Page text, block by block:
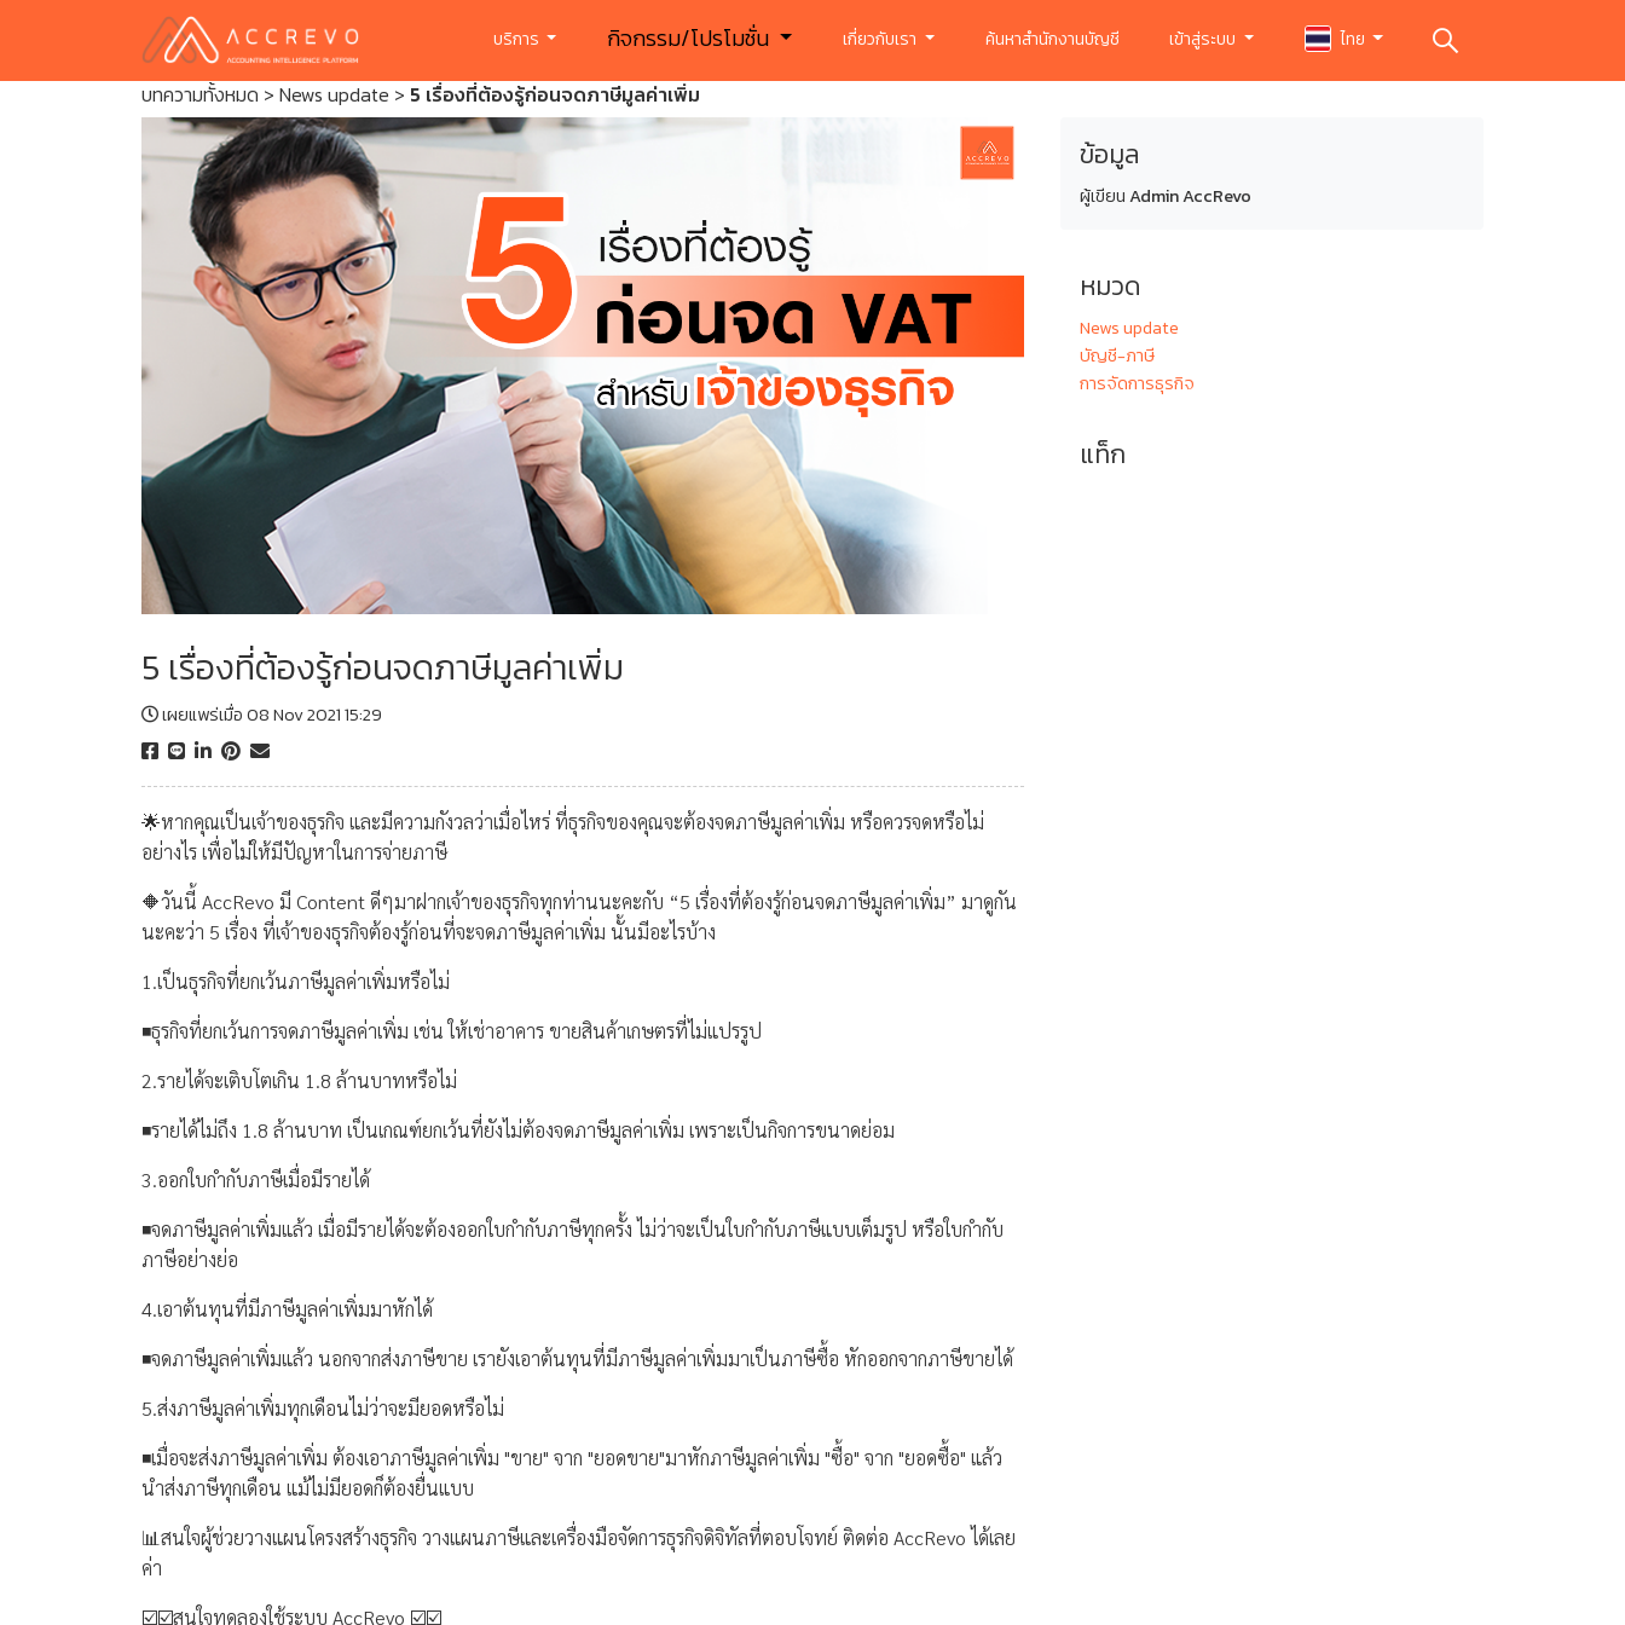
บริการ กิจกรรม/โปรโมชั่น เกี่ยวกับเรา ค้นหาสำนักงานบัญชี เข้าสู่ระบบ ไทย
บทความทั้งหมด > News update > 5 เรื่องที่ต้องรู้ก่อนจดภาษีมูลค่าเพิ่ม
5 เรื่องที่ต้องรู้ก่อนจดภาษีมูลค่าเพิ่ม
เผยแพร่เมื่อ 08 Nov 2021 15:29
🌟หากคุณเป็นเจ้าของธุรกิจ และมีความกังวลว่าเมื่อไหร่ ที่ธุรกิจของคุณจะต้องจดภาษีมูลค่าเพิ่ม หรือควรจดหรือไม่
อย่างไร เพื่อไม่ให้มีปัญหาในการจ่ายภาษี
🔶วันนี้ AccRevo มี Content ดีๆมาฝากเจ้าของธุรกิจทุกท่านนะคะกับ “5 เรื่องที่ต้องรู้ก่อนจดภาษีมูลค่าเพิ่ม” มาดูกัน
นะคะว่า 5 เรื่อง ที่เจ้าของธุรกิจต้องรู้ก่อนที่จะจดภาษีมูลค่าเพิ่ม นั้นมีอะไรบ้าง
1.เป็นธุรกิจที่ยกเว้นภาษีมูลค่าเพิ่มหรือไม่
◾️ธุรกิจที่ยกเว้นการจดภาษีมูลค่าเพิ่ม เช่น ให้เช่าอาคาร ขายสินค้าเกษตรที่ไม่แปรรูป
2.รายได้จะเติบโตเกิน 1.8 ล้านบาทหรือไม่
◾️รายได้ไม่ถึง 1.8 ล้านบาท เป็นเกณฑ์ยกเว้นที่ยังไม่ต้องจดภาษีมูลค่าเพิ่ม เพราะเป็นกิจการขนาดย่อม
3.ออกใบกำกับภาษีเมื่อมีรายได้
◾️จดภาษีมูลค่าเพิ่มแล้ว เมื่อมีรายได้จะต้องออกใบกำกับภาษีทุกครั้ง ไม่ว่าจะเป็นใบกำกับภาษีแบบเต็มรูป หรือใบกำกับ
ภาษีอย่างย่อ
4.เอาต้นทุนที่มีภาษีมูลค่าเพิ่มมาหักได้
◾️จดภาษีมูลค่าเพิ่มแล้ว นอกจากส่งภาษีขาย เรายังเอาต้นทุนที่มีภาษีมูลค่าเพิ่มมาเป็นภาษีซื้อ หักออกจากภาษีขายได้
5.ส่งภาษีมูลค่าเพิ่มทุกเดือนไม่ว่าจะมียอดหรือไม่
◾️เมื่อจะส่งภาษีมูลค่าเพิ่ม ต้องเอาภาษีมูลค่าเพิ่ม "ขาย" จาก "ยอดขาย"มาหักภาษีมูลค่าเพิ่ม "ซื้อ" จาก "ยอดซื้อ" แล้ว
นำส่งภาษีทุกเดือน แม้ไม่มียอดก็ต้องยื่นแบบ
📊สนใจผู้ช่วยวางแผนโครงสร้างธุรกิจ วางแผนภาษีและเครื่องมือจัดการธุรกิจดิจิทัลที่ตอบโจทย์ ติดต่อ AccRevo ได้เลย
ค่า
☑️☑️สนใจทดลองใช้ระบบ AccRevo ☑️☑️
ข้อมูล
ผู้เขียนAdmin AccRevo
หมวด
News update
บัญชี-ภาษี
การจัดการธุรกิจ
แท็ก